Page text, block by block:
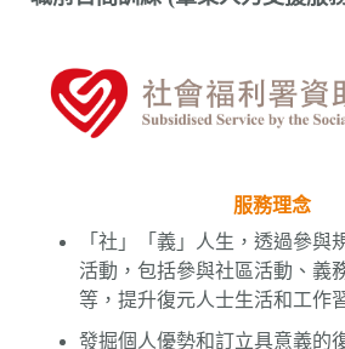
服務理念
「社」「義」人生，透過參與
活動，包括參與社區活動、義
等，提升復元人士生活和工作
發掘個人優勢和訂立具意義的